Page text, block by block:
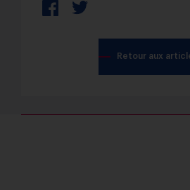
Retour aux